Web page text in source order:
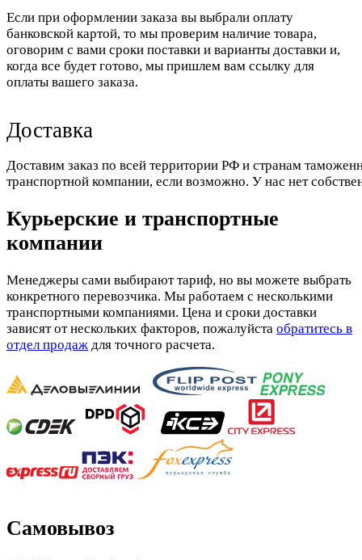
Если при оформлении заказа вы выбрали оплату
банковской картой, то мы проверим наличие товара,
оговорим с вами сроки поставки и варианты доставки и,
когда все будет готово, мы пришлем вам ссылку для
оплаты вашего заказа.
Доставка
Доставим заказ по всей территории РФ и странам
транспортной компании, если возможно. У нас нет
Курьерские и транспортные
компании
Менеджеры сами выбирают тариф, но вы можете выбрать
конкретного перевозчика. Мы работаем с несколькими
транспортными компаниями. Цена и сроки доставки
зависят от нескольких факторов, пожалуйста обратитесь в
отдел продаж для точного расчета.
Самовывоз